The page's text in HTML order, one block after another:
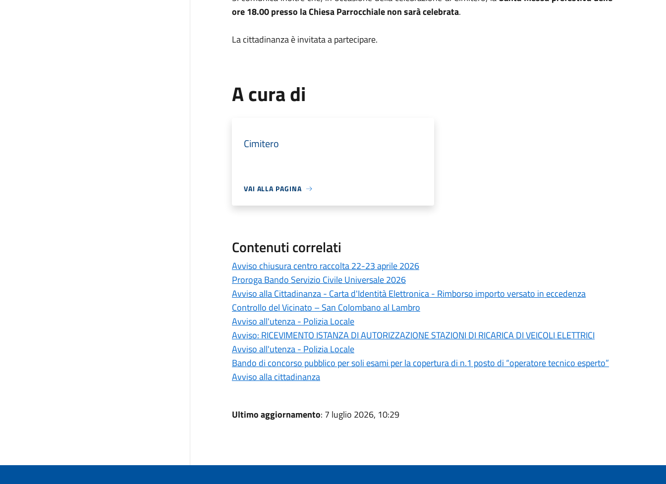
ore 18.00 presso la Chiesa Parrocchiale non sarà celebrata.
La cittadinanza è invitata a partecipare.
A cura di
Cimitero
VAI ALLA PAGINA
Contenuti correlati
Avviso chiusura centro raccolta 22-23 aprile 2026
Proroga Bando Servizio Civile Universale 2026
Avviso alla Cittadinanza - Carta d'Identità Elettronica - Rimborso importo versato in eccedenza
Controllo del Vicinato – San Colombano al Lambro
Avviso all'utenza - Polizia Locale
Avviso: RICEVIMENTO ISTANZA DI AUTORIZZAZIONE STAZIONI DI RICARICA DI VEICOLI ELETTRICI
Avviso all'utenza - Polizia Locale
Bando di concorso pubblico per soli esami per la copertura di n.1 posto di “operatore tecnico esperto”
Avviso alla cittadinanza
Ultimo aggiornamento: 7 luglio 2026, 10:29